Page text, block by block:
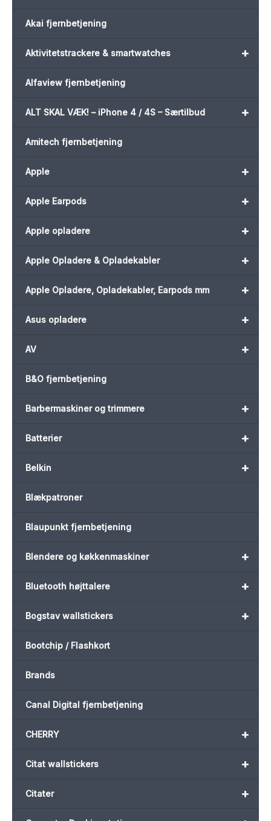
Akai fjernbetjening
+
Aktivitetstrackere & smartwatches
Alfaview fjernbetjening
+
ALT SKAL VÆK! – iPhone 4 / 4S – Særtilbud
Amitech fjernbetjening
+
Apple
+
Apple Earpods
+
Apple opladere
+
Apple Opladere & Opladekabler
+
Apple Opladere, Opladekabler, Earpods mm
+
Asus opladere
+
AV
B&O fjernbetjening
+
Barbermaskiner og trimmere
+
Batterier
+
Belkin
Blækpatroner
Blaupunkt fjernbetjening
+
Blendere og køkkenmaskiner
+
Bluetooth højttalere
+
Bogstav wallstickers
Bootchip / Flashkort
Brands
Canal Digital fjernbetjening
+
CHERRY
+
Citat wallstickers
+
Citater